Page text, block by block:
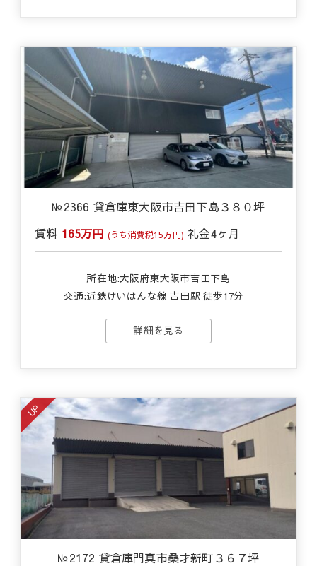
№2366 貸倉庫東大阪市吉田下島３８０坪
賃料 165万円 (うち消費税15万円) 礼金4ヶ月
所在地:大阪府東大阪市吉田下島
交通:近鉄けいはんな線 吉田駅 徒歩17分
詳細を見る
UP
№2172 貸倉庫門真市桑才新町３６７坪